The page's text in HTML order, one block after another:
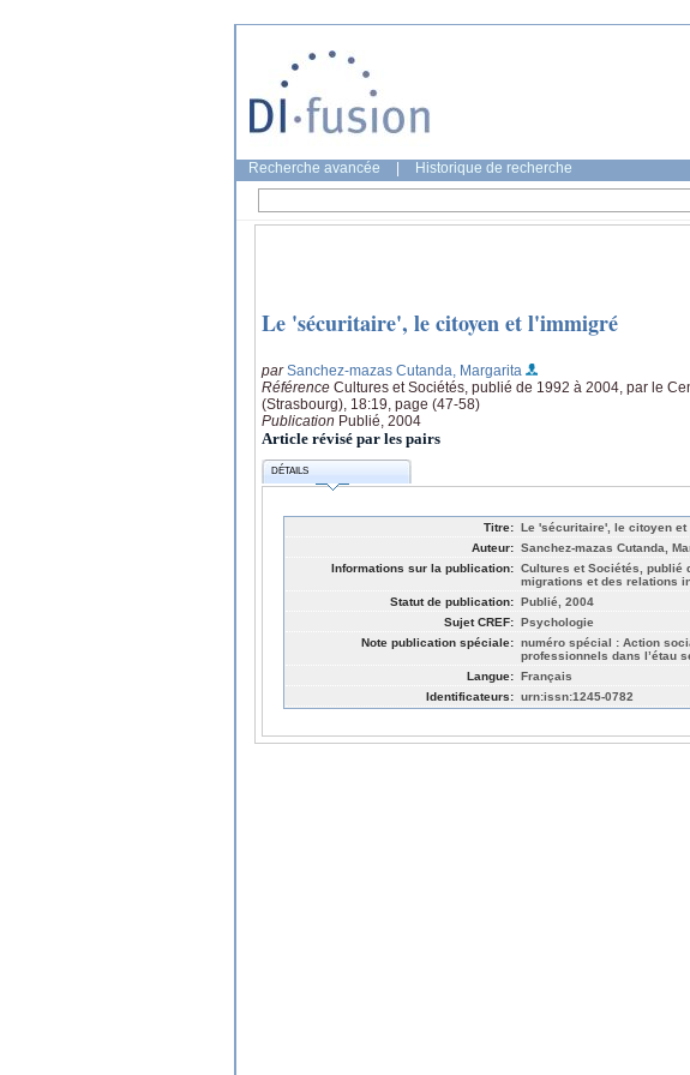
Recherche avancée Historique de recherche
Le 'sécuritaire', le citoyen et l'immigré
parSanchez-mazas Cutanda, Margarita
Référence Cultures et Sociétés, publié de 1992 à 2004, par le
(Strasbourg), 18:19, page (47-58)
Publication Publié, 2004
Article révisé par les pairs
DÉTAILS
Titre: Le 'sécuritaire', le citoyen et
Auteur: Sanchez-mazas Cutanda,
Informations sur la publication: Cultures et Sociétés, publié
migrations et des relations
Statut de publication: Publié, 2004
Sujet CREF: Psychologie
Note publication spéciale: numéro spécial : Action
professionnels dans l’étau
Langue: Français
Identificateurs: urn:issn:1245-0782